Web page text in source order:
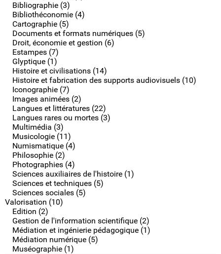
Bibliographie (3)
Bibliothéconomie (4)
Cartographie (5)
Documents et formats numériques (5)
Droit, économie et gestion (6)
Estampes (7)
Glyptique (1)
Histoire et civilisations (14)
Histoire et fabrication des supports audiovisuels (10)
Iconographie (7)
Images animées (2)
Langues et littératures (22)
Langues rares ou mortes (3)
Multimédia (3)
Musicologie (11)
Numismatique (4)
Philosophie (2)
Photographies (4)
Sciences auxiliaires de l'histoire (1)
Sciences et techniques (5)
Sciences sociales (5)
Valorisation (10)
Edition (2)
Gestion de l'information scientifique (2)
Médiation et ingénierie pédagogique (1)
Médiation numérique (5)
Muséographie (1)